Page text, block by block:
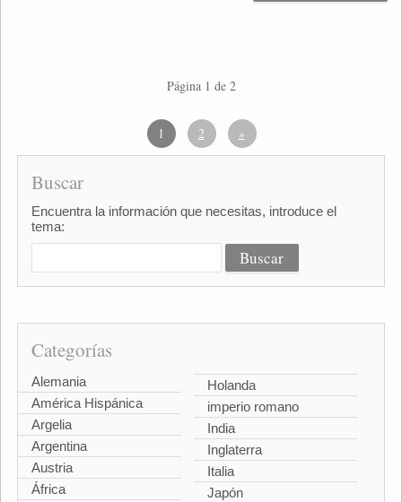
Página 1 de 2
1 2 »
Buscar
Encuentra la información que necesitas, introduce el
tema:
Categorías
Alemania
América Hispánica
Argelia
Argentina
Austria
África
Holanda
imperio romano
India
Inglaterra
Italia
Japón